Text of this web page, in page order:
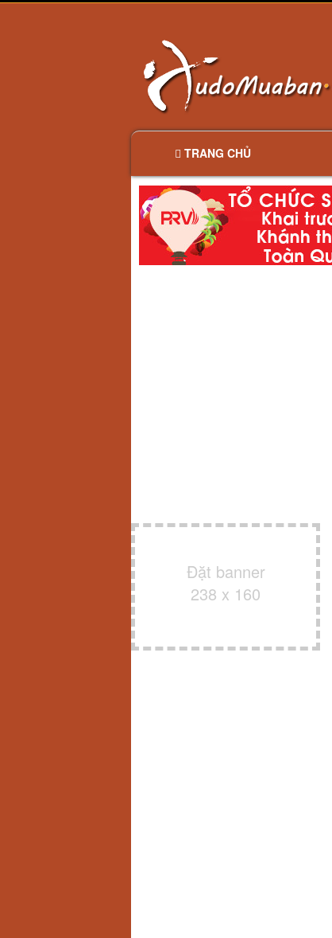
TRANG CHỦ
Đặt banner
238 x 160